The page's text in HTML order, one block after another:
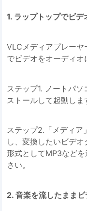
1. ラップトップでビ
VLCメディアプレー
でビデオをオーディオ
ステップ1. ノートパ
ストールして起動しま
ステップ2.「メディア
し、変換したいビデ
形式としてMP3など
さい。
2. 音楽を流したまま